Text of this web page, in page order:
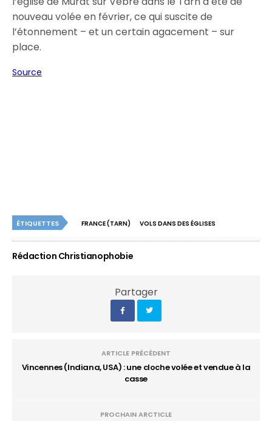
nouveau volée en février, ce qui suscite de
l’étonnement – et un certain agacement – sur
place.
Source
ÉTIQUETTES FRANCE (TARN) VOLS DANS DES ÉGLISES
Rédaction Christianophobie
Partager
ARTICLE PRÉCÉDENT
Vincennes (Indiana, USA) : une cloche volée et vendue à la
casse
PROCHAIN ARCTICLE